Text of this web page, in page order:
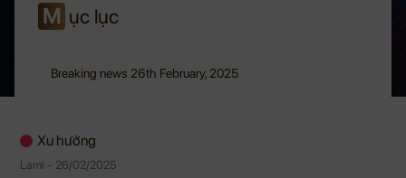
M ục lục
Breaking news 26th February, 2025
Xu hướng
Lami - 26/02/2025